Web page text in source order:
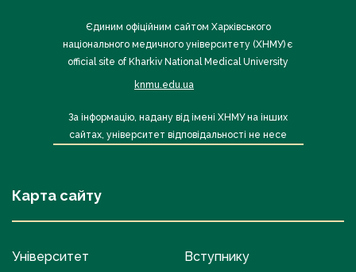
Єдиним офіційним сайтом Харківського
національного медичного університету (ХНМУ) є
official site of Kharkiv National Medical University
knmu.edu.ua
За інформацію, надану від імені ХНМУ на інших
сайтах, університет відповідальності не несе
Карта сайту
Університет Вступнику